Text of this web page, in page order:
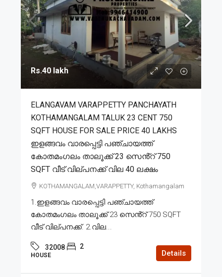
Rs.40 lakh
ELANGAVAM VARAPPETTY PANCHAYATH
KOTHAMANGALAM TALUK 23 CENT 750
SQFT HOUSE FOR SALE PRICE 40 LAKHS
ഇളങ്ങവം വാരപ്പെട്ടി പഞ്ചായത്ത്
കോതമംഗലം താലൂക്ക് 23 സെൻ്റ് 750
SQFT വീട് വില്പനക്ക് വില 40 ലക്ഷം
KOTHAMANGALAM,VARAPPETTY, Kothamangalam
1.ഇളങ്ങവം വാരപ്പെട്ടി പഞ്ചായത്ത്
കോതമംഗലം താലൂക്ക് 23 സെൻ്റ് 750 SQFT
വീട് വില്പനക്ക്. 2.വില...
32008 2
HOUSE Details